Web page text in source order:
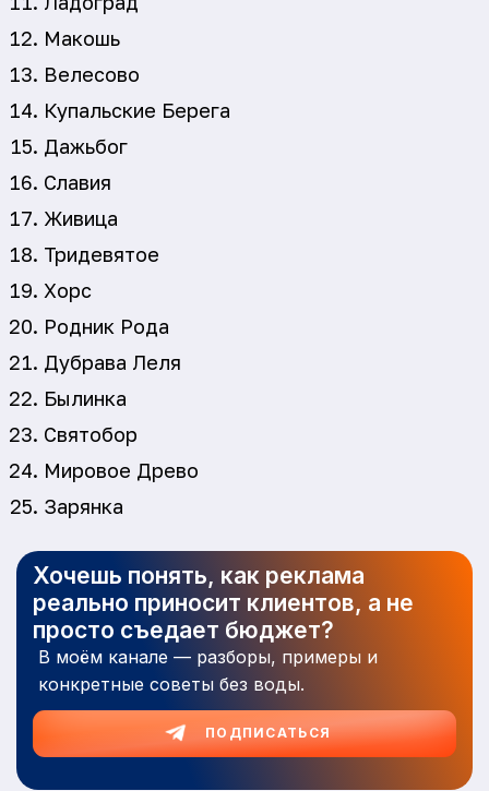
Макошь
Велесово
Купальские Берега
Дажьбог
Славия
Живица
Тридевятое
Хорс
Родник Рода
Дубрава Леля
Былинка
Святобор
Мировое Древо
Зарянка
Хочешь понять, как реклама
реально приносит клиентов, а не
просто съедает бюджет?
В моём канале — разборы, примеры и
конкретные советы без воды.
ПОДПИСАТЬСЯ